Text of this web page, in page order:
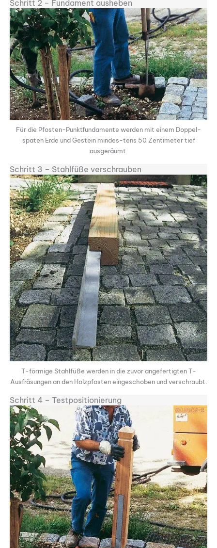
Schritt 2 – Fundament ausheben
Für die Pfosten-Punktfundamente werden mit einem Doppel­
spaten Erde und Gestein mindes-tens 50 Zentimeter tief
ausgeräumt.
Schritt 3 – Stahlfüße verschrauben
T-förmige Stahlfüße werden in die zuvor angefertigten T-
Ausfräsungen an den Holzpfosten eingeschoben und verschraubt.
Schritt 4 – Testpositionierung